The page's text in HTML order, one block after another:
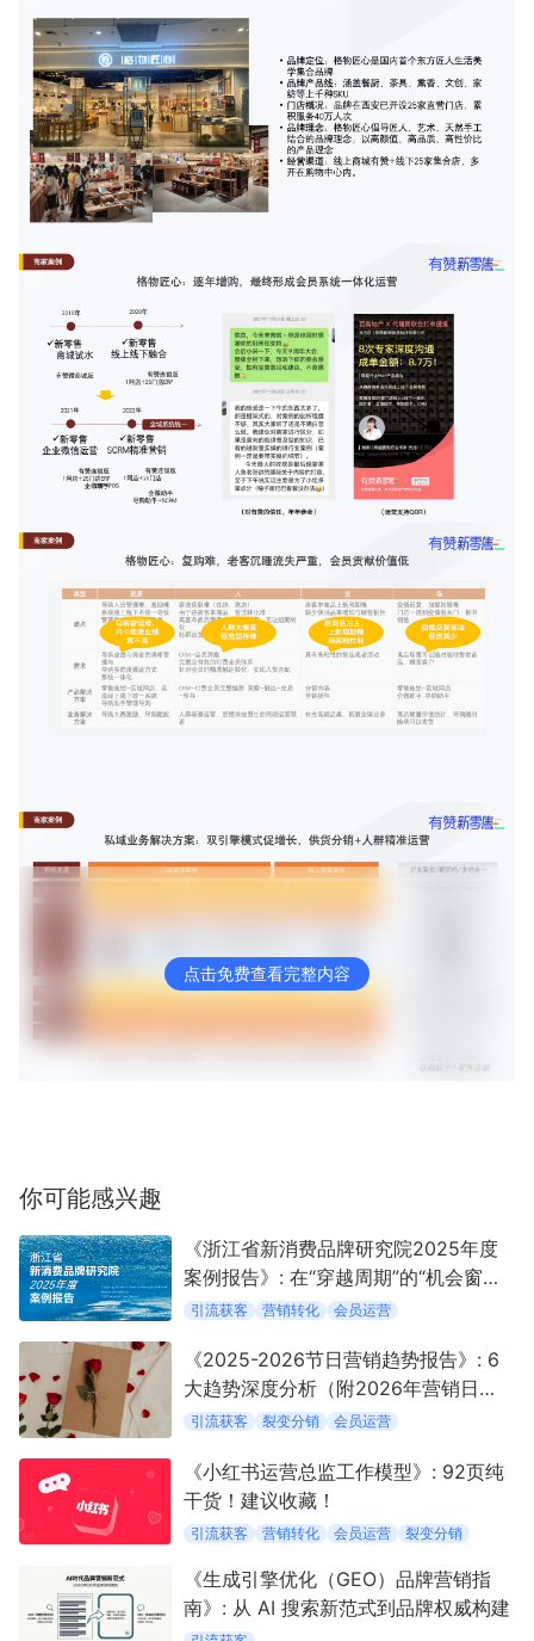
私域课程
增长俱乐部
增长俱乐部 有赞商盟
商家社区 社群交流
合作共进
入驻有赞
认证服务商 设计服务商
有赞云 数据通服务
点击免费查看完整内容
你可能感兴趣
《浙江省新消费品牌研究院2025年度
案例报告》: 在“穿越周期”的“机会窗口”
中定义新消费
引流获客 营销转化 会员运营
《2025-2026节日营销趋势报告》: 6
大趋势深度分析（附2026年营销日
历）
引流获客 裂变分销 会员运营
《小红书运营总监工作模型》: 92页纯
干货！建议收藏！
引流获客 营销转化 会员运营 裂变分销
《生成引擎优化（GEO）品牌营销指
南》: 从 AI 搜索新范式到品牌权威构建